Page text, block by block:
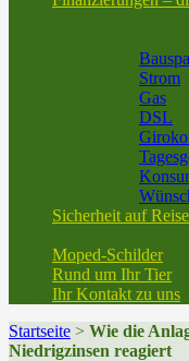
Strom
Gas
DSL
Sicherheit auf
Moped-Schilder
Rund um Ihr Tier
Ihr Kontakt zu uns
Startseite > Wie die
Niedrigzinsen reagiert